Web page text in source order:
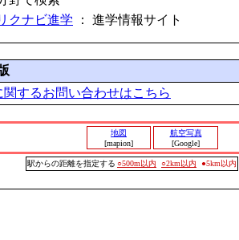
クナビ進学 ： 進学情報サイト
するお問い合わせはこちら
地図
[mapion]
航空写真
[Google]
駅からの距離を指定する ○500m以内 ○2km以内 ●5km以内